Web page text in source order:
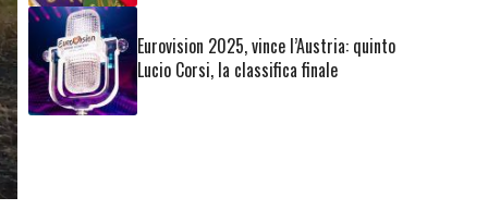
Eurovision 2025, vince l’Austria: quinto
Lucio Corsi, la classifica finale